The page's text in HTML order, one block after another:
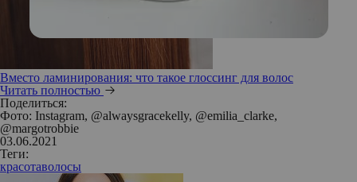
Вместо ламинирования: что такое глоссинг для волос
Читать полностью
Поделиться:
Фото: Instagram, @alwaysgracekelly, @emilia_clarke,
@margotrobbie
03.06.2021
Теги:
красотаволосы